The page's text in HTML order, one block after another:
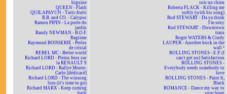
biguine
QUEEN - Flash
QUILAPAYUN - Tutti-frutti
R.B. and CO. - Calypso
Ramon PIPIN - La porte du
jardin
Randy NEWMAN - B.O.F.
Ragtime
Raymond BOISSERIE - Perles
de cristal
REBEL MC - Better world
Richard LORD - Pleins feux sur
la RENAULT 9
Richard LORD - Rallye Monte-
Carlo [dédicacé]
Richard LORD - The winning
lion (it's time to go)
Richard MARX - Keep coming
back
soir un chien
Roberta FLACK - Killing me
softly (with his song)
Rod STEWART - Da ya think
I'm sexy
Rod STEWART - Downtown
train
Roger WATERS & Cindy
LAUPER - Another brick in the
wall ²
ROLLING STONES - E.P. (I
can't get no) Satisfaction
ROLLING STONES -
Everybody needs somebody to
love
ROLLING STONES - Paint It,
Black
ROMANCE - Dance my way to
your heart